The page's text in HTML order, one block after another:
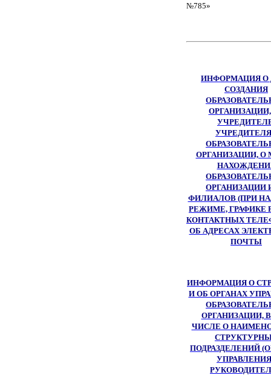
№785»
ИНФОРМАЦИЯ О
СОЗДАНИЯ
ОРГАНИЗАЦИИ, О
ОРГАНИЗАЦИИ
ФИЛИАЛОВ (ПРИ
РЕЖИМЕ, ГРАФИКЕ
КОНТАКТНЫХ
ОБ АДРЕСАХ
ПОЧТЫ
ИНФОРМАЦИЯ О
И ОБ ОРГАНАХ
ОРГАНИЗАЦИИ,
ЧИСЛЕ О
ПОДРАЗДЕЛЕНИЙ